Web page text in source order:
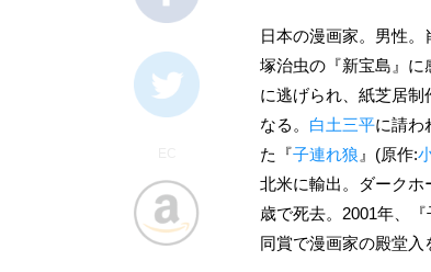
日本の漫画家。男性
塚治虫の『新宝島 』
に逃げられ、紙芝居
なる。 白土三平に請わ
た『子連れ狼 』(原作:
北米に輸出。ダークホ
歳で死去。2001年、
同賞で漫画家の殿堂入